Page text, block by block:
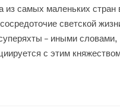
из самых маленьких
светской
– иными
с этим